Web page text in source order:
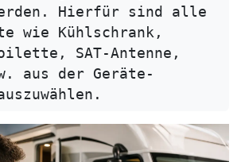
Hierfür sind alle
wie Kühlschrank,
SAT-Antenne,
aus der Geräte-